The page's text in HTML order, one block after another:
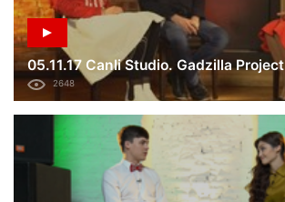
05.11.17 Canli Studio. Gadzilla Project
2648